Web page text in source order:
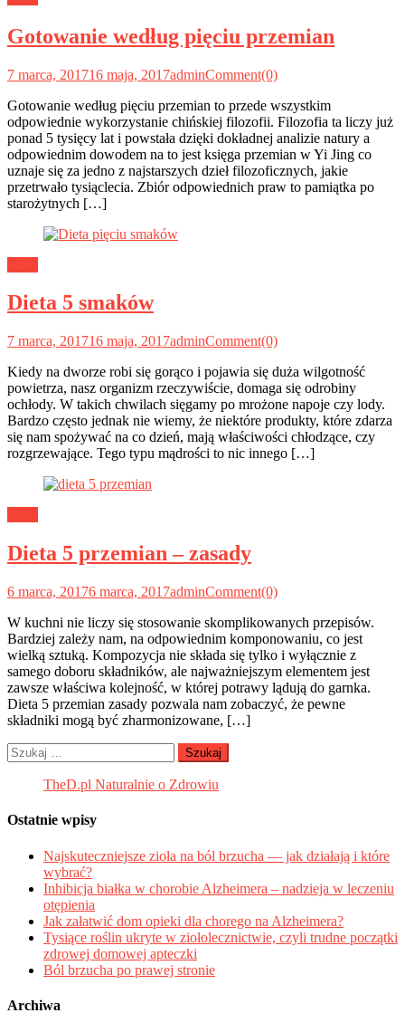
Gotowanie według pięciu przemian
7 marca, 201716 maja, 2017adminComment(0)
Gotowanie według pięciu przemian to przede wszystkim
odpowiednie wykorzystanie chińskiej filozofii. Filozofia ta liczy już
ponad 5 tysięcy lat i powstała dzięki dokładnej analizie natury a
odpowiednim dowodem na to jest księga przemian w Yi Jing co
uznaje się za jedno z najstarszych dzieł filozoficznych, jakie
przetrwało tysiąclecia. Zbiór odpowiednich praw to pamiątka po
starożytnych […]
Dieta 5 smaków
7 marca, 201716 maja, 2017adminComment(0)
Kiedy na dworze robi się gorąco i pojawia się duża wilgotność
powietrza, nasz organizm rzeczywiście, domaga się odrobiny
ochłody. W takich chwilach sięgamy po mrożone napoje czy lody.
Bardzo często jednak nie wiemy, że niektóre produkty, które zdarza
się nam spożywać na co dzień, mają właściwości chłodzące, czy
rozgrzewające. Tego typu mądrości to nic innego […]
Dieta 5 przemian – zasady
6 marca, 20176 marca, 2017adminComment(0)
W kuchni nie liczy się stosowanie skomplikowanych przepisów.
Bardziej zależy nam, na odpowiednim komponowaniu, co jest
wielką sztuką. Kompozycja nie składa się tylko i wyłącznie z
samego doboru składników, ale najważniejszym elementem jest
zawsze właściwa kolejność, w której potrawy lądują do garnka.
Dieta 5 przemian zasady pozwala nam zobaczyć, że pewne
składniki mogą być zharmonizowane, […]
Szukaj:
TheD.pl Naturalnie o Zdrowiu
Ostatnie wpisy
Najskuteczniejsze zioła na ból brzucha — jak działają i które
wybrać?
Inhibicja białka w chorobie Alzheimera – nadzieja w leczeniu
otępienia
Jak załatwić dom opieki dla chorego na Alzheimera?
Tysiące roślin ukryte w ziołolecznictwie, czyli trudne początki
zdrowej domowej apteczki
Ból brzucha po prawej stronie
Archiwa